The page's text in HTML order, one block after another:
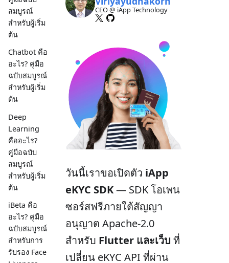
สมบูรณ์
สำหรับผู้เริ่ม
ต้น
Chatbot คือ
อะไร? คู่มือ
ฉบับสมบูรณ์
สำหรับผู้เริ่ม
ต้น
Deep
Learning
คืออะไร?
คู่มือฉบับ
สมบูรณ์
สำหรับผู้เริ่ม
ต้น
iBeta คือ
อะไร? คู่มือ
ฉบับสมบูรณ์
สำหรับการ
รับรอง Face
CEO @ iApp Technology
วันนี้เราขอเปิดตัว iApp
eKYC SDK— SDK โอเพน
ซอร์สฟรีภายใต้สัญญา
อนุญาต Apache-2.0
สำหรับ Flutter และเว็บ ที่
เปลี่ยน eKYC API ที่ผ่าน